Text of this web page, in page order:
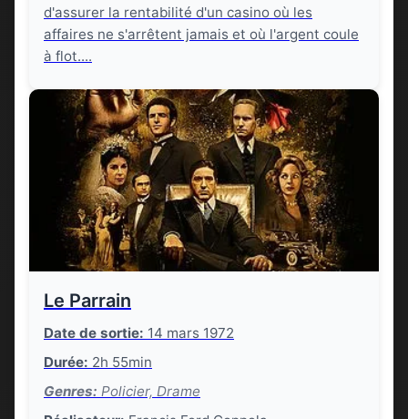
d'assurer la rentabilité d'un casino où les
affaires ne s'arrêtent jamais et où l'argent coule
à flot....
Le Parrain
Date de sortie: 14 mars 1972
Durée: 2h 55min
Genres: Policier, Drame